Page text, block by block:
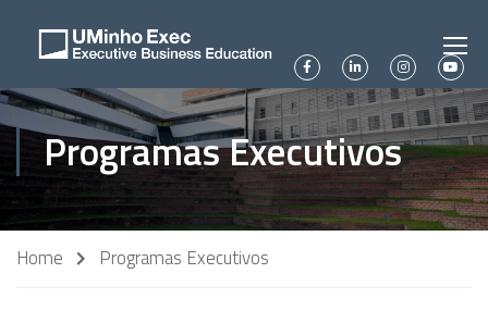
Programas Executivos
Home Programas Executivos